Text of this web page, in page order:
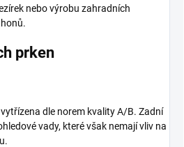
nebo výrobu zahradních
prken
dle norem kvality A/B. Zadní
vady, které však nemají vliv na